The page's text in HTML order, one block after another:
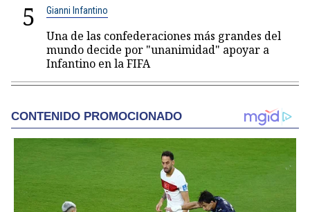
5 Gianni Infantino
Una de las confederaciones más grandes del
mundo decide por "unanimidad" apoyar a
Infantino en la FIFA